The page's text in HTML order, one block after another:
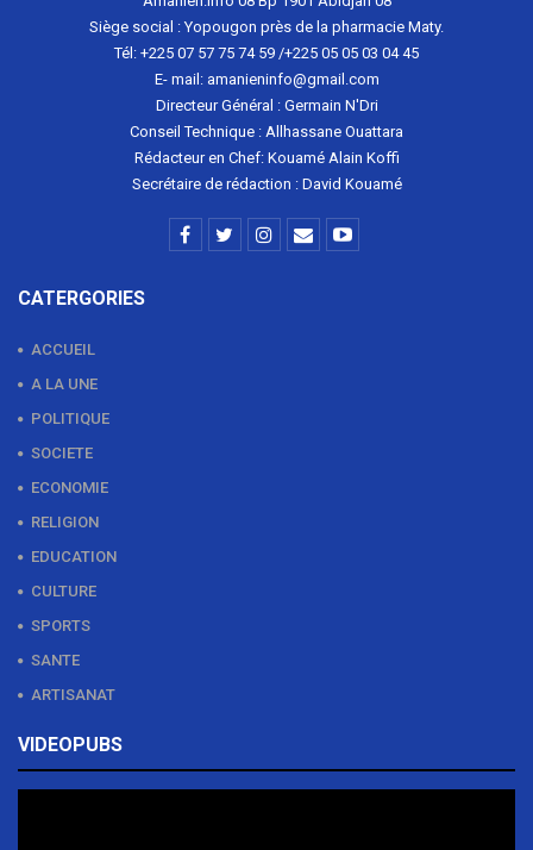
Siège social : Yopougon près de la pharmacie Maty.
Tél: +225 07 57 75 74 59 /+225 05 05 03 04 45
E- mail: amanieninfo@gmail.com
Directeur Général : Germain N'Dri
Conseil Technique : Allhassane Ouattara
Rédacteur en Chef: Kouamé Alain Koffi
Secrétaire de rédaction : David Kouamé
CATERGORIES
ACCUEIL
A LA UNE
POLITIQUE
SOCIETE
ECONOMIE
RELIGION
EDUCATION
CULTURE
SPORTS
SANTE
ARTISANAT
VIDEOPUBS